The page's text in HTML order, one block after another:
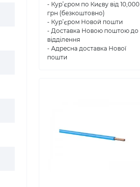
- Кур’єром по Києву від 10,000
грн (безкоштовно)
- Кур’єром Новой пошти
- Доставка Новою поштою до
відділення
- Адресна доставка Нової
пошти